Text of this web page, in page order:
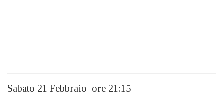
Sabato 21 Febbraio ore 21:15